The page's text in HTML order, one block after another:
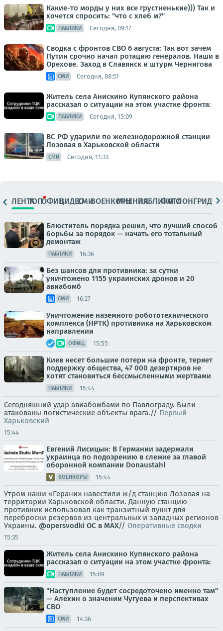
Какие-то морды у них все грустненькие))) Так и
хочется спросить: "что с хлеб м?"
ПАБЛИКИ Сегодня, 09:17
Сводка с фронтов СВО 6 августа: Так вот зачем
Путин срочно начал ротацию генералов. Наши в
Орехове. Заход в Славянск и штурм Чернигова
СМИ Сегодня, 08:51
Житель села Анискино Купянского района
рассказал о ситуации на этом участке фронта:
ПАБЛИКИ Сегодня, 15:09
ВС РФ ударили по железнодорожной станции
Лозовая в Харьковской области
СМИ Сегодня, 11:33
ЛЕНТАТОПОФИЦ.ВИДЕОСМИВОЕНКОРЫМНЕНИЯПАБЛИКИ
ФОТОЛОНГРИДЫ
Блюститель порядка решил, что лучший способ
борьбы за порядок — начать его тотальный
демонтаж
ПАБЛИКИ 16:36
Без шансов для противника: за сутки
уничтожено 1155 украинских дронов и 20
авиабомб
СМИ 16:27
Уничтожение наземного робототехнического
комплекса (НРТК) противника на Харьковском
направлении
ОФИЦ. 15:55
Киев несет большие потери на фронте, теряет
поддержку общества, 47 000 дезертиров не
хотят становиться бессмысленными жертвами
ПАБЛИКИ 15:44
Сегодняшний удар авиабомбами по Павлограду. Были
атакованы логистические объекты врага.// Первый
Харьковский
15:44
Евгений Лисицын: В Германии задержали
украинца по подозрению в слежке за главой
оборонной компании Donaustahl
ВОЕНКОРЫ 15:44
Утром наши «Герани» навестили ж/д станцию Лозовая на
территории Харьковской области. Данную станцию
противник использовал как транзитный пункт для
переброски резервов из центральных и западных регионов
Украины. @opersvodki ОС в MAX// Оперативные сводки
15:35
Житель села Анискино Купянского района
рассказал о ситуации на этом участке фронта:
ПАБЛИКИ 15:09
"Наступление будет сосредоточено именно там"
— Алёхин о значении Чугуева и перспективах
СВО
СМИ 14:36